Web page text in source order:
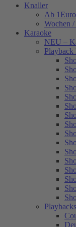
Knaller
Ab
Wochen
Karaoke
NEU –
Playback